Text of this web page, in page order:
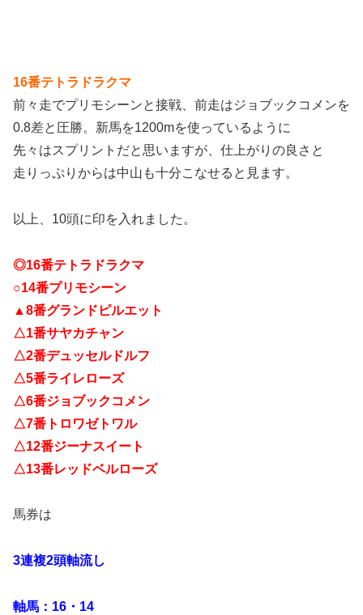
16番テトラドラクマ
前々走でプリモシーンと接戦、前走はジョブックコメンを
0.8差と圧勝。新馬を1200mを使っているように
先々はスプリントだと思いますが、仕上がりの良さと
走りっぷりからは中山も十分こなせると見ます。
以上、10頭に印を入れました。
◎16番テトラドラクマ
○14番プリモシーン
▲8番グランドピルエット
△1番サヤカチャン
△2番デュッセルドルフ
△5番ライレローズ
△6番ジョブックコメン
△7番トロワゼトワル
△12番ジーナスイート
△13番レッドベルローズ
馬券は
3連複2頭軸流し
軸馬：16・14